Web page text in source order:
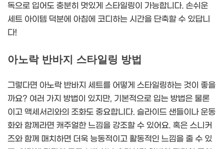
독으로 입어도 충분히 멋있게 스타일링이 가능합니다. 손쉬운
세트 아이템 덕분에 아침에 코디하는 시간을 단축할 수 있답니
다!
아노락 반바지 스타일링 방법
그렇다면 아노락 반바지 세트를 어떻게 스타일링하는 것이 좋을
까요? 여러 가지 방법이 있지만, 기본적으로 입는 방법은 물론
이고 액세서리와의 조화도 중요합니다. 슬라이드 샌들이나 운동
화와 함께라면 캐주얼한 느낌을 강조할 수 있어요. 혹은 스니커
즈와 함께 매치하면 더욱 능동적이고 활동적인 느낌을 줄 수 있